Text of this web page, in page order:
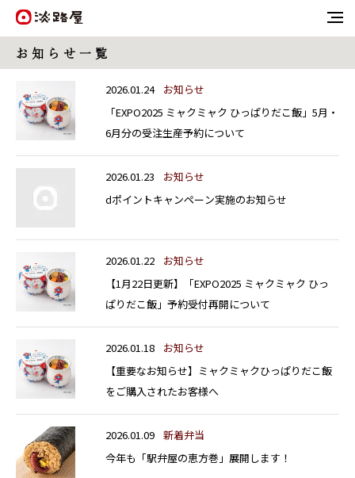
お 知 ら せ 一 覧
2026.01.24
お知らせ
「EXPO2025 ミャクミャク ひっぱりだこ飯」5月・
6月分の受注生産予約について
2026.01.23
お知らせ
dポイントキャンペーン実施のお知らせ
2026.01.22
お知らせ
【1月22日更新】「EXPO2025 ミャクミャク ひっ
ぱりだこ飯」予約受付再開について
2026.01.18
お知らせ
【重要なお知らせ】ミャクミャクひっぱりだこ飯
をご購入されたお客様へ
2026.01.09 新着弁当
今年も「駅弁屋の恵方巻」展開します！